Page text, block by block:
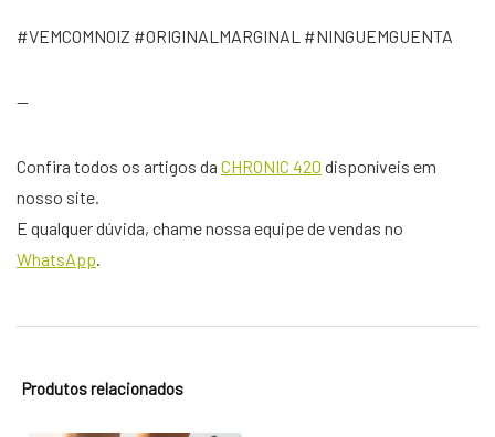
#VEMCOMNOIZ #ORIGINALMARGINAL #NINGUEMGUENTA
—
Confira todos os artigos da CHRONIC 420 disponíveis em
nosso site.
E qualquer dúvida, chame nossa equipe de vendas no
WhatsApp.
Produtos relacionados